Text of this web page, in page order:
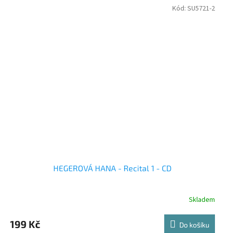
HEGEROVÁ HANA - Recital 1 - CD
Skladem
199 Kč Do košíku
Kód: SU5721-2